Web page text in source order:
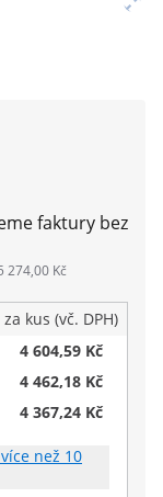
faktury bez
274,00 Kč
za kus (vč. DPH)
4 604,59 Kč
4 462,18 Kč
4 367,24 Kč
než 10